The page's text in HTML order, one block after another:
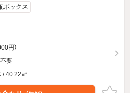
ボックス
円）
不要
/ 40.22㎡